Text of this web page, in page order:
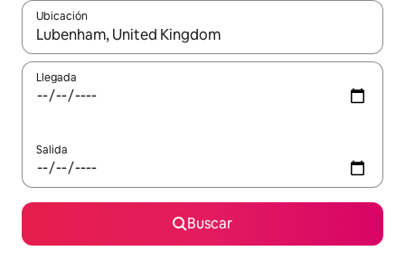
Ubicación
Cuando los resultados estén disponibles, navega con las
Llegada
Salida
Buscar